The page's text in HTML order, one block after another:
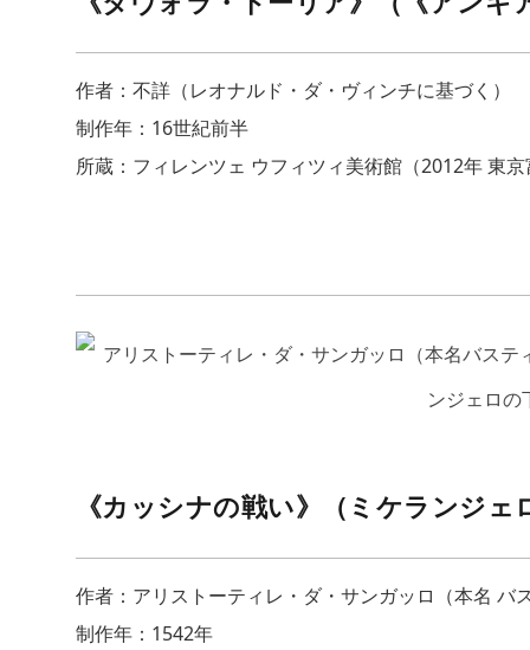
作者：不詳（レオナルド・ダ・ヴィンチに基づく）
制作年：16世紀前半
所蔵：フィレンツェ ウフィツィ美術館（2012年 東
《カッシナの戦い》（ミケランジ
作者：アリストーティレ・ダ・サンガッロ（本名 バ
制作年：1542年